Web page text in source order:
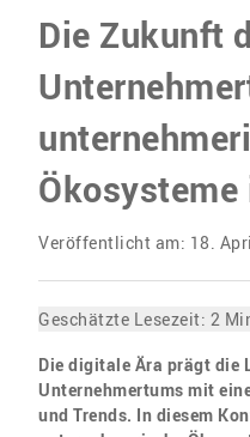
Die Zukunft
Ökosysteme
Veröffentlicht am: 18.
Geschätzte Lesezeit: 2
Die digitale Ära prägt die
Unternehmertums mit
und Trends. In diesem